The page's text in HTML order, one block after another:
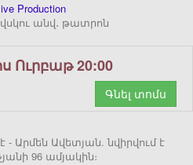
Production
անվ․ թատրոն
Ուրբաթ 20:00
Գնել տոմս
- Արմեն Ավետյան. նվիրվում է
96 ամյակին։